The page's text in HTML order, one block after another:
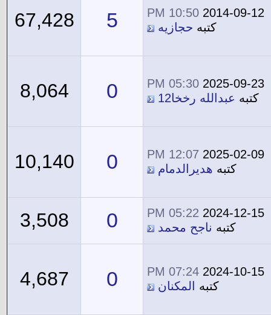
2014-09-12
10:50 PM
كتبه حجازيه 5
67,428
2025-09-23
05:30 PM
كتبه عبدالله رخخا12 0
8,064
2025-02-09
12:07 PM
كتبه هديرالدمام 0
10,140
2024-12-15
05:22 PM
كتبه ناجح محمد 0
3,508
2024-10-15
07:24 PM
كتبه
المكنان 0
4,687